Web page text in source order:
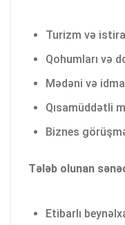
Turizm və
Qohumları və
Mədəni və
Qısamüddətli
Biznes
Tələb olunan
Etibarlı